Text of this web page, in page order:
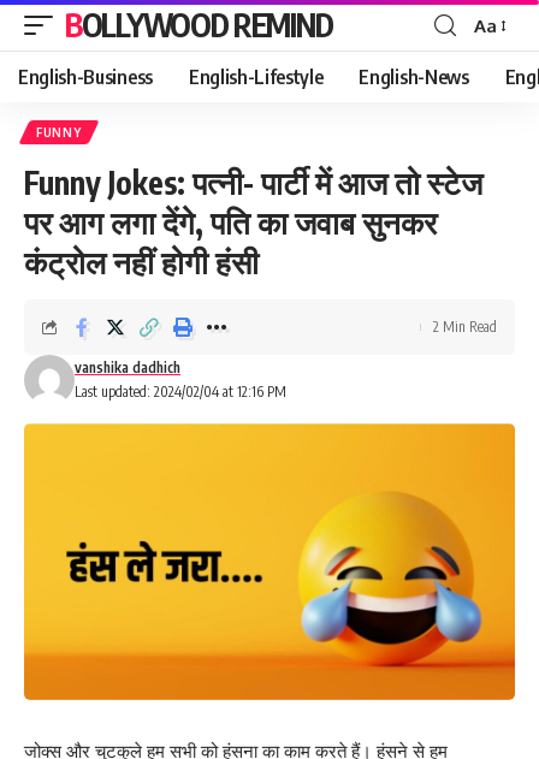
BOLLYWOOD REMIND
Font
Resizer
Aa
English-Business English-Lifestyle English-News
FUNNY
Funny Jokes: पत्नी- पार्टी में आज तो स्टेज
पर आग लगा देंगे, पति का जवाब सुनकर
कंट्रोल नहीं होगी हंसी
Last updated: 2024/02/04 at 12:16 PM
vanshika dadhich
2 Min Read
जोक्स और चुटकुले हम सभी को हंसना का काम करते हैं। हंसने से हम